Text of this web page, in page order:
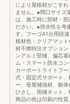
により屋根材がこす
ません。●間口サイズ
は、施工時に部材・部
ださい。●排水性を考
す。フーゴA1台用段
根材色：クリアマッ
材不燃特注オプショ
ンアルミ竪樋、偏芯
ム・スマート防水コン
カーポートライトフ
式・固定式サポート
ー、母屋補強材、躯
ひさし、雨樋ネット
商品の色は印刷の性